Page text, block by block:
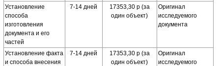
Установление
способа
изготовления
документа и его
частей
7-14 дней
17353,30 р (за
один объект)
Оригинал
исследуемого
документа
Установление факта
и способа внесения
7-14 дней
17353,30 р (за
один объект)
Оригинал
исследуемого